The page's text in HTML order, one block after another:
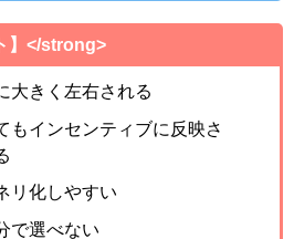
】</strong>
大きく左右される
もインセンティブに反映さ
リ化しやすい
で選べない